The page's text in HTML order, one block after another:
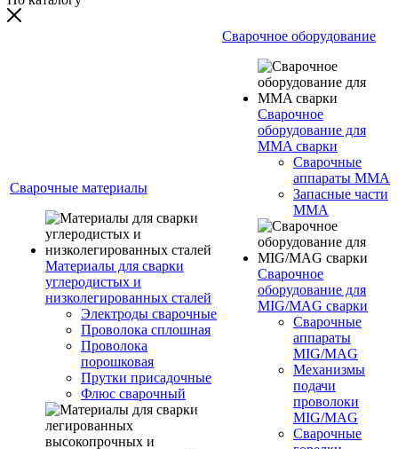
Сварочные материалы
Материалы для сварки
углеродистых и
низколегированных сталей
Электроды сварочные
Проволока сплошная
Проволока
порошковая
Прутки присадочные
Флюс сварочный
Сварочное оборудование
Сварочное
оборудование для
MMA сварки
Сварочные
аппараты MMA
Запасные части
MMA
Сварочное
оборудование для
MIG/MAG сварки
Сварочные
аппараты
MIG/MAG
Механизмы
подачи
проволоки
MIG/MAG
Сварочные